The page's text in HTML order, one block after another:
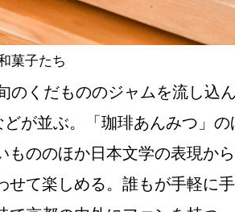
菓子たち
のくだもののジャムを流し
が並ぶ。「珈琲あんみつ」
ののほか日本文学の表現か
て楽しめる。誰もが手軽に